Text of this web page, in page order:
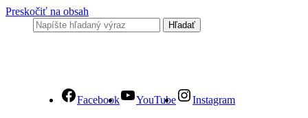
Preskočiť na obsah
Facebook YouTube Instagram